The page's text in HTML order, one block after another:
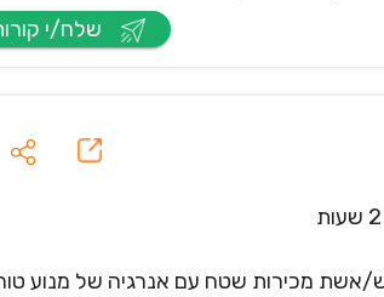
מכירות שטח עם אנרגיה של מנוע